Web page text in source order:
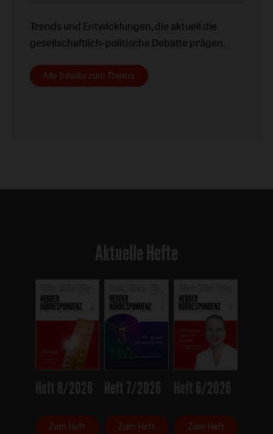
Trends und Entwicklungen, die aktuell die
gesellschaftlich-politische Debatte prägen.
Alle Inhalte zum Thema
Aktuelle Hefte
Heft 8/2026
Zum Heft
Heft 7/2026
Zum Heft
Heft 6/2026
Zum Heft